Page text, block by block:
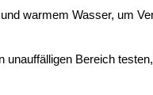
warmem Wasser, um
unauffälligen Bereich